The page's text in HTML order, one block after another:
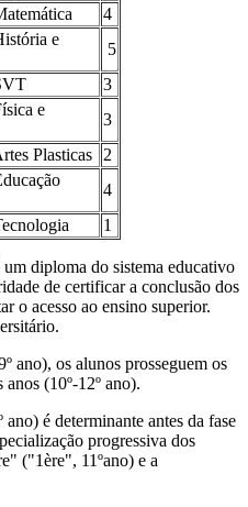
4
e
5
3
e
3
Plasticas
2
4
1
diploma do sistema educativo
de certificar a conclusão dos
o acesso ao ensino superior.
ano), os alunos prosseguem os
(10º-12º ano).
é determinante antes da fase
progressiva dos
("1ère", 11ºano) e a